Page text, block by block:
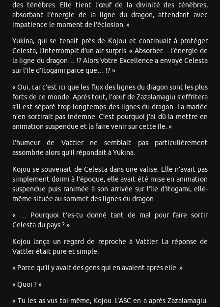
des ténèbres. Elle tient l’œuf de la divinité des ténèbres,
absorbant l’énergie de la ligne du dragon, attendant avec
impatience le moment de l’éclosion. »
Yukina, qui se tenait près de Kojou et continuait à protéger
Celesta, l’interrompit d’un air surpris. « Absorber… l’énergie de
la ligne du dragon… !? Alors Votre Excellence a envoyé Celesta
sur l’île d’Itogami parce que… !? »
« Oui, car c’est ici que les flux des lignes du dragon sont les plus
forts de ce monde. Après tout, l’œuf de Zazalamagiu s’effritera
s’il est séparé trop longtemps des lignes du dragon. La mariée
n’en sortirait pas indemne. C’est pourquoi j’ai dû la mettre en
animation suspendue et la faire venir sur cette île. »
L’humeur de Vattler ne semblait pas particulièrement
assombrie alors qu’il répondait à Yukina.
Kojou se souvenait de Celesta dans une valise. Elle n’avait pas
simplement dormi à l’époque, elle avait été mise en animation
suspendue puis ranimée à son arrivée sur l’île d’Itogami, elle-
même située au sommet des lignes du dragon.
« … Pourquoi t’es-tu donné tant de mal pour faire sortir
Celesta du pays ? »
Kojou lança un regard de reproche à Vattler. La réponse de
Vattler était pure et simple.
« Parce qu’il y avait des gens qui en avaient après elle. »
« Quoi ? »
« Tu les as vus toi-même, Kojou. L’ASC en a après Zazalamagiu.